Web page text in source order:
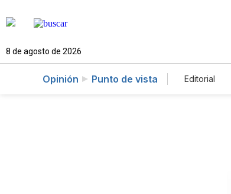
8 de agosto de 2026
Opinión Punto de vista Editorial